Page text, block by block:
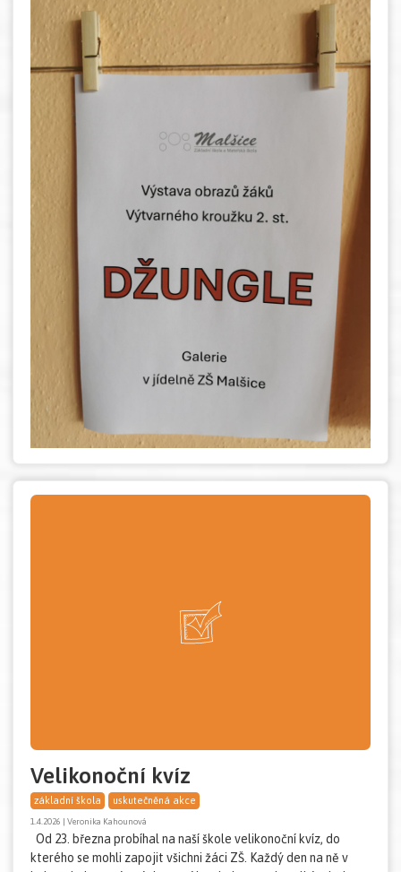
Velikonoční kvíz
základní škola uskutečněná akce
1.4.2026 | Veronika Kahounová
Od 23. března probíhal na naší škole velikonoční kvíz, do
kterého se mohli zapojit všichni žáci ZŠ. Každý den na ně v